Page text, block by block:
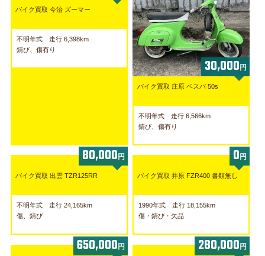
バイク買取 今治 ズーマー
不明年式 走行 6,398km
錆び、傷有り
30,000 円
バイク買取 庄原 ベスパ 50s
不明年式 走行 6,566km
錆び、傷有り
80,000円
バイク買取 出雲 TZR125RR
不明年式 走行 24,165km
傷、錆び
0円
バイク買取 井原 FZR400 書類無し
1990年式 走行 18,155km
傷・錆び・欠品
650,000円 280,000円